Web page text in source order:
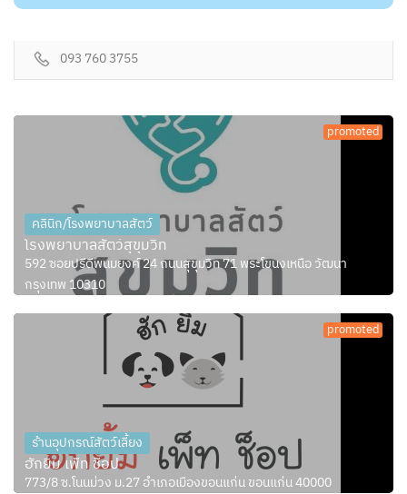
093 760 3755
promoted
คลินิก/โรงพยาบาลสัตว์
โรงพยาบาลสัตว์สุขุมวิท
592 ซอยปรีดีพนมยงค์ 24 ถนนสุขุมวิท 71 พระโขนงเหนือ วัฒนา
กรุงเทพ 10310
promoted
ร้านอุปกรณ์สัตว์เลี้ยง
ฮักยิ้ม เพ็ท ช็อป
773/8 ซ.โนนม่วง ม.27 อำเภอเมืองขอนแก่น ขอนแก่น 40000